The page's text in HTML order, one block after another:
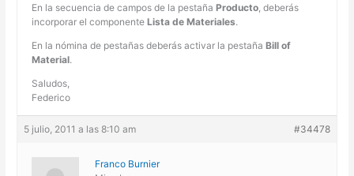
En la secuencia de campos de la pestañaProducto , deberás
incorporar el componenteLista de Materiales.
En la nómina de pestañas deberás activar la pestañaBill of
Material.
Saludos,
Federico
5 julio, 2011 a las 8:10 am #34478
Franco Burnier